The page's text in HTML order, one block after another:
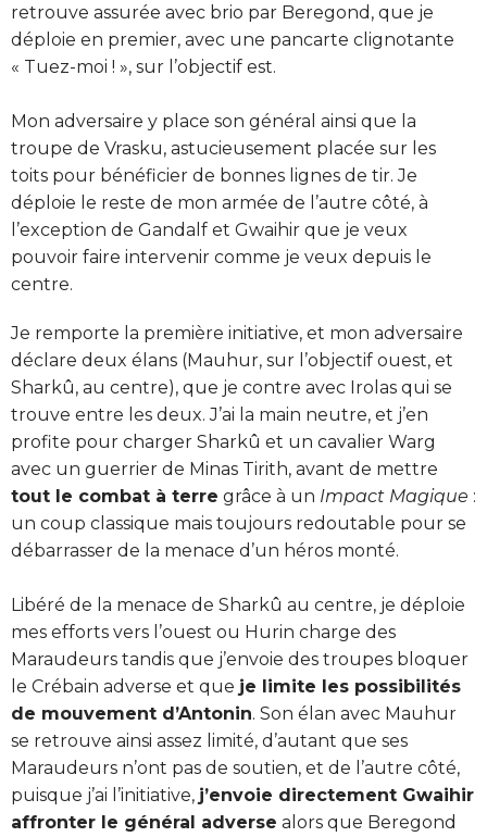
retrouve assurée avec brio par Beregond, que je
déploie en premier, avec une pancarte clignotante
« Tuez-moi ! », sur l’objectif est.
Mon adversaire y place son général ainsi que la
troupe de Vrasku, astucieusement placée sur les
toits pour bénéficier de bonnes lignes de tir. Je
déploie le reste de mon armée de l’autre côté, à
l’exception de Gandalf et Gwaihir que je veux
pouvoir faire intervenir comme je veux depuis le
centre.
Je remporte la première initiative, et mon adversaire
déclare deux élans (Mauhur, sur l’objectif ouest, et
Sharkû, au centre), que je contre avec Irolas qui se
trouve entre les deux. J’ai la main neutre, et j’en
profite pour charger Sharkû et un cavalier Warg
avec un guerrier de Minas Tirith, avant de mettre
tout le combat à terre grâce à un Impact Magique :
un coup classique mais toujours redoutable pour se
débarrasser de la menace d’un héros monté.
Libéré de la menace de Sharkû au centre, je déploie
mes efforts vers l’ouest ou Hurin charge des
Maraudeurs tandis que j’envoie des troupes bloquer
le Crébain adverse et que je limite les possibilités
de mouvement d’Antonin. Son élan avec Mauhur
se retrouve ainsi assez limité, d’autant que ses
Maraudeurs n’ont pas de soutien, et de l’autre côté,
puisque j’ai l’initiative, j’envoie directement Gwaihir
affronter le général adverse alors que Beregond